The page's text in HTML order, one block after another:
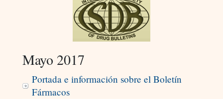
Mayo 2017
Portada e información sobre el Boletín
Fármacos